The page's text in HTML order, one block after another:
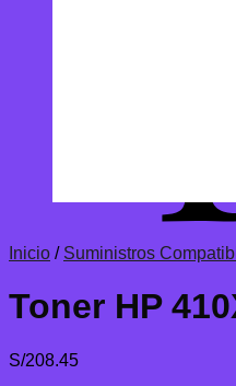
Inicio / Suministros
Toner HP
S/208.45